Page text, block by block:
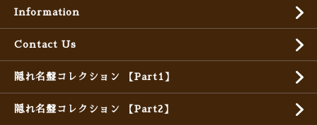
Information
Contact Us
隠れ名盤コレクション 【Part1】
隠れ名盤コレクション 【Part2】